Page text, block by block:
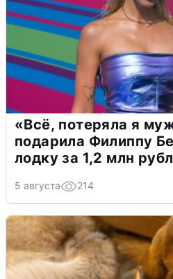
«Всё, потеряла я
подарила Филиппу
лодку за 1,2 млн
5 августа 214